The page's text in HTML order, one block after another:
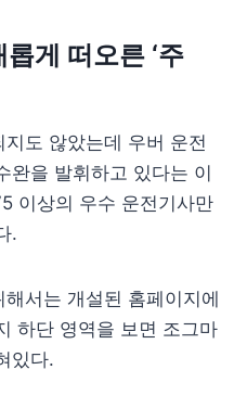
게 떠오른 ‘주
도 않았는데 우버 운전
완을 발휘하고 있다는 이
이상의 우수 운전기사만
.
서는 개설된 홈페이지에
하단 영역을 보면 조그마
있다.